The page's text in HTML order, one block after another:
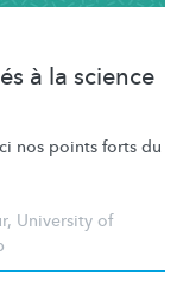
à la science
nos points forts du
, University of